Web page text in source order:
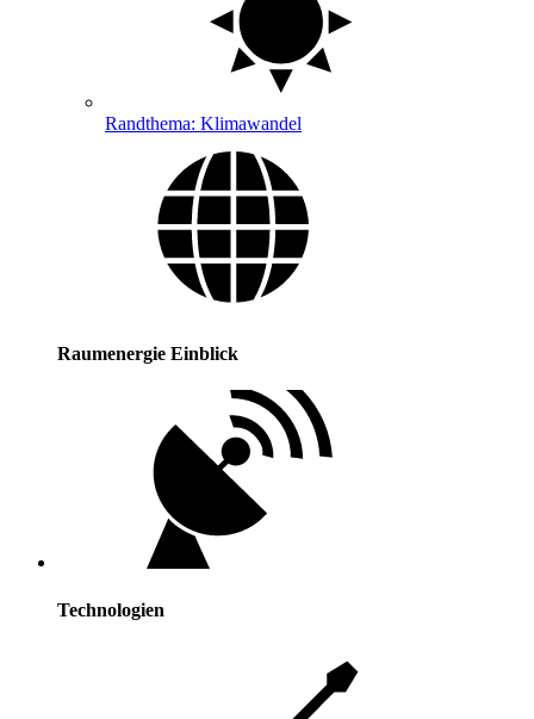
Randthema: Klimawandel
Raumenergie Einblick
Technologien